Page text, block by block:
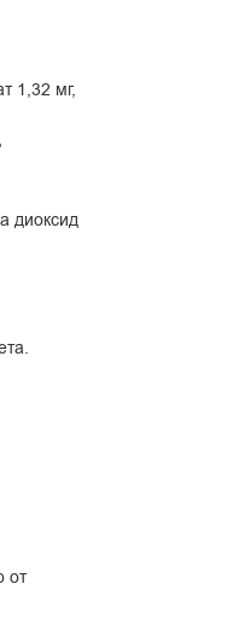
1,32 мг,
диоксид
от